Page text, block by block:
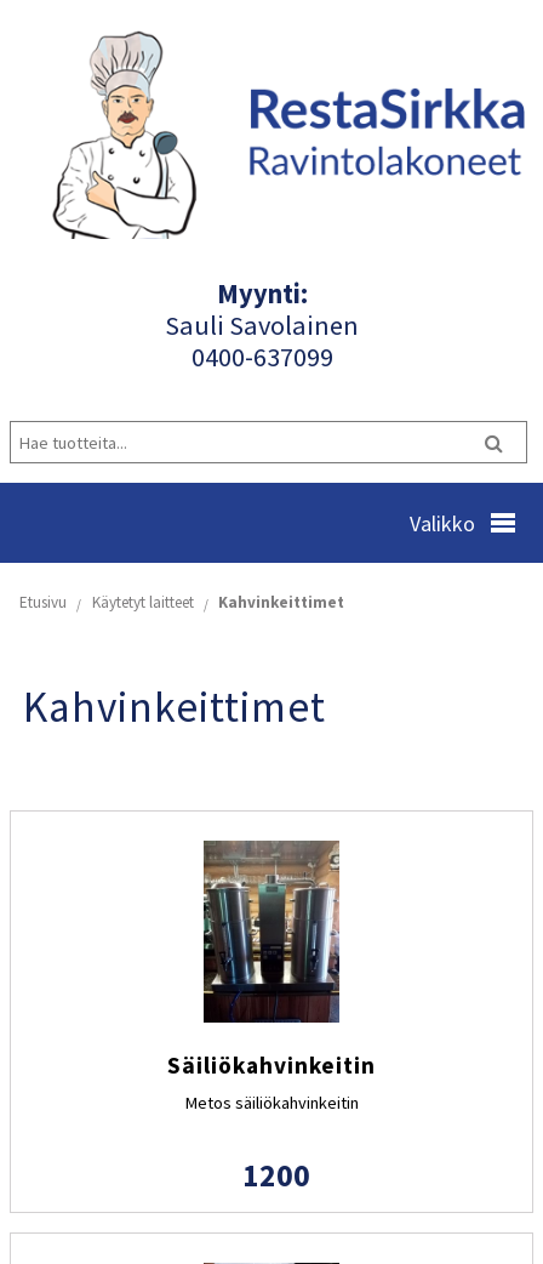
Myynti:
Sauli Savolainen
0400-637099
Valikko
Koneiden ja astioiden vuokraus
Tuoteluettelot
Yhteystiedot
Etusivu Käytetyt laitteet Kahvinkeittimet
Kahvinkeittimet
Säiliökahvinkeitin
Metos säiliökahvinkeitin
1200